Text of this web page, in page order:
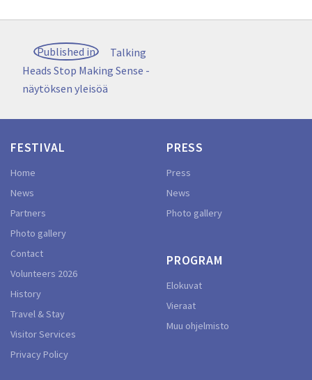
Post
navigation
Published in
Talking
Heads Stop Making Sense -
näytöksen yleisöä
FESTIVAL
Home
News
Partners
Photo gallery
Contact
Volunteers 2026
History
Travel & Stay
Visitor Services
Privacy Policy
PRESS
Press
News
Photo gallery
PROGRAM
Elokuvat
Vieraat
Muu ohjelmisto